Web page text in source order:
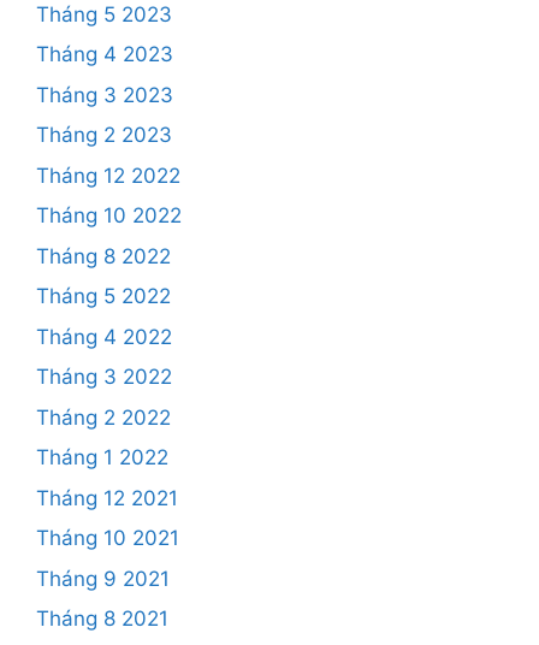
Tháng 5 2023
Tháng 4 2023
Tháng 3 2023
Tháng 2 2023
Tháng 12 2022
Tháng 10 2022
Tháng 8 2022
Tháng 5 2022
Tháng 4 2022
Tháng 3 2022
Tháng 2 2022
Tháng 1 2022
Tháng 12 2021
Tháng 10 2021
Tháng 9 2021
Tháng 8 2021